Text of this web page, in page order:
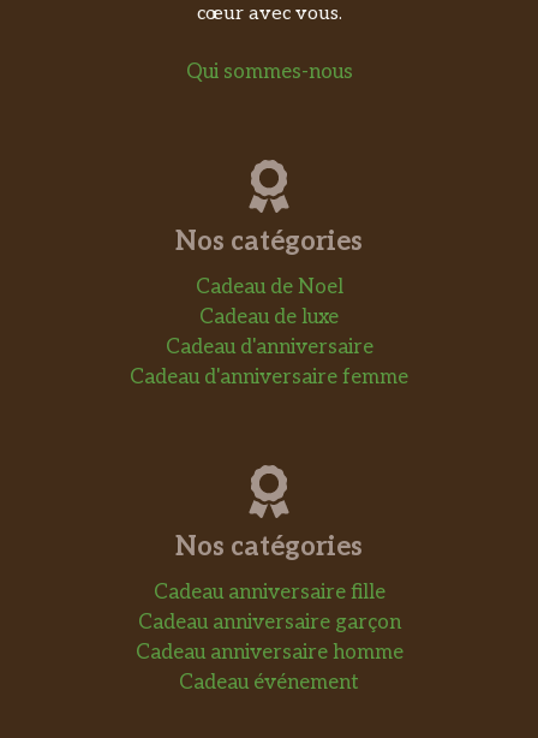
cœur avec vous.
Qui sommes-nous
Nos catégories
Cadeau de Noel
Cadeau de luxe
Cadeau d'anniversaire
Cadeau d'anniversaire femme
Nos catégories
Cadeau anniversaire fille
Cadeau anniversaire garçon
Cadeau anniversaire homme
Cadeau événement